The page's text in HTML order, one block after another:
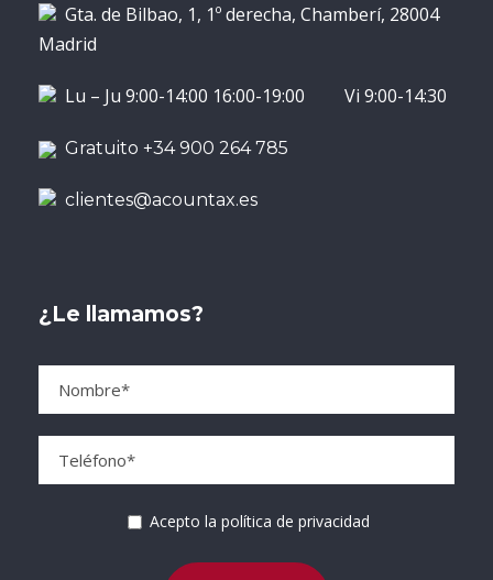
Gta. de Bilbao, 1, 1º derecha, Chamberí, 28004
Madrid
Lu – Ju 9:00-14:00 16:00-19:00 Vi 9:00-14:30
Gratuito +34 900 264 785
clientes@acountax.es
¿Le llamamos?
Acepto la política de privacidad